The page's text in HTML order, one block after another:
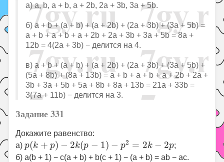
а) a, b, a + b, a + 2b, 2a + 3b, 3a + 5b.
б) a + b + (a + b) + (a + 2b) + (2a + 3b) + (3a + 5b) =
a + b + a + b + a + 2b + 2a + 3b + 3a + 5b = 8a +
12b = 4(2a + 3b) − делится на 4.
в) a + b + (a + b) + (a + 2b) + (2a + 3b) + (3a + 5b) +
(5a + 8b) + (8a + 13b) = a + b + a + b + a + 2b + 2a +
3b + 3a + 5b + 5a + 8b + 8a + 13b = 21a + 33b =
3(7a + 11b) − делится на 3.
Задание 331
Докажите равенство:
а)p(k + p) − 2k(p − 1) − p2 = 2k − 2p
(k − (p−1 p2= −
;
б) a(b + 1) − c(a + b) + b(c + 1) − (a + b) = ab − ac.